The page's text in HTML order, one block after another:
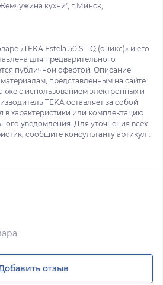
кухни", г.Минск,
«TEKA Estela 50 S-TQ (оникс)» и его
для предварительного
публичной офертой. Описание
представленным на сайте
с использованием электронных и
TEKA оставляет за собой
в характеристики или комплектацию
уведомления. Для уточнения всех
сообщите консультанту артикул .
отзыв